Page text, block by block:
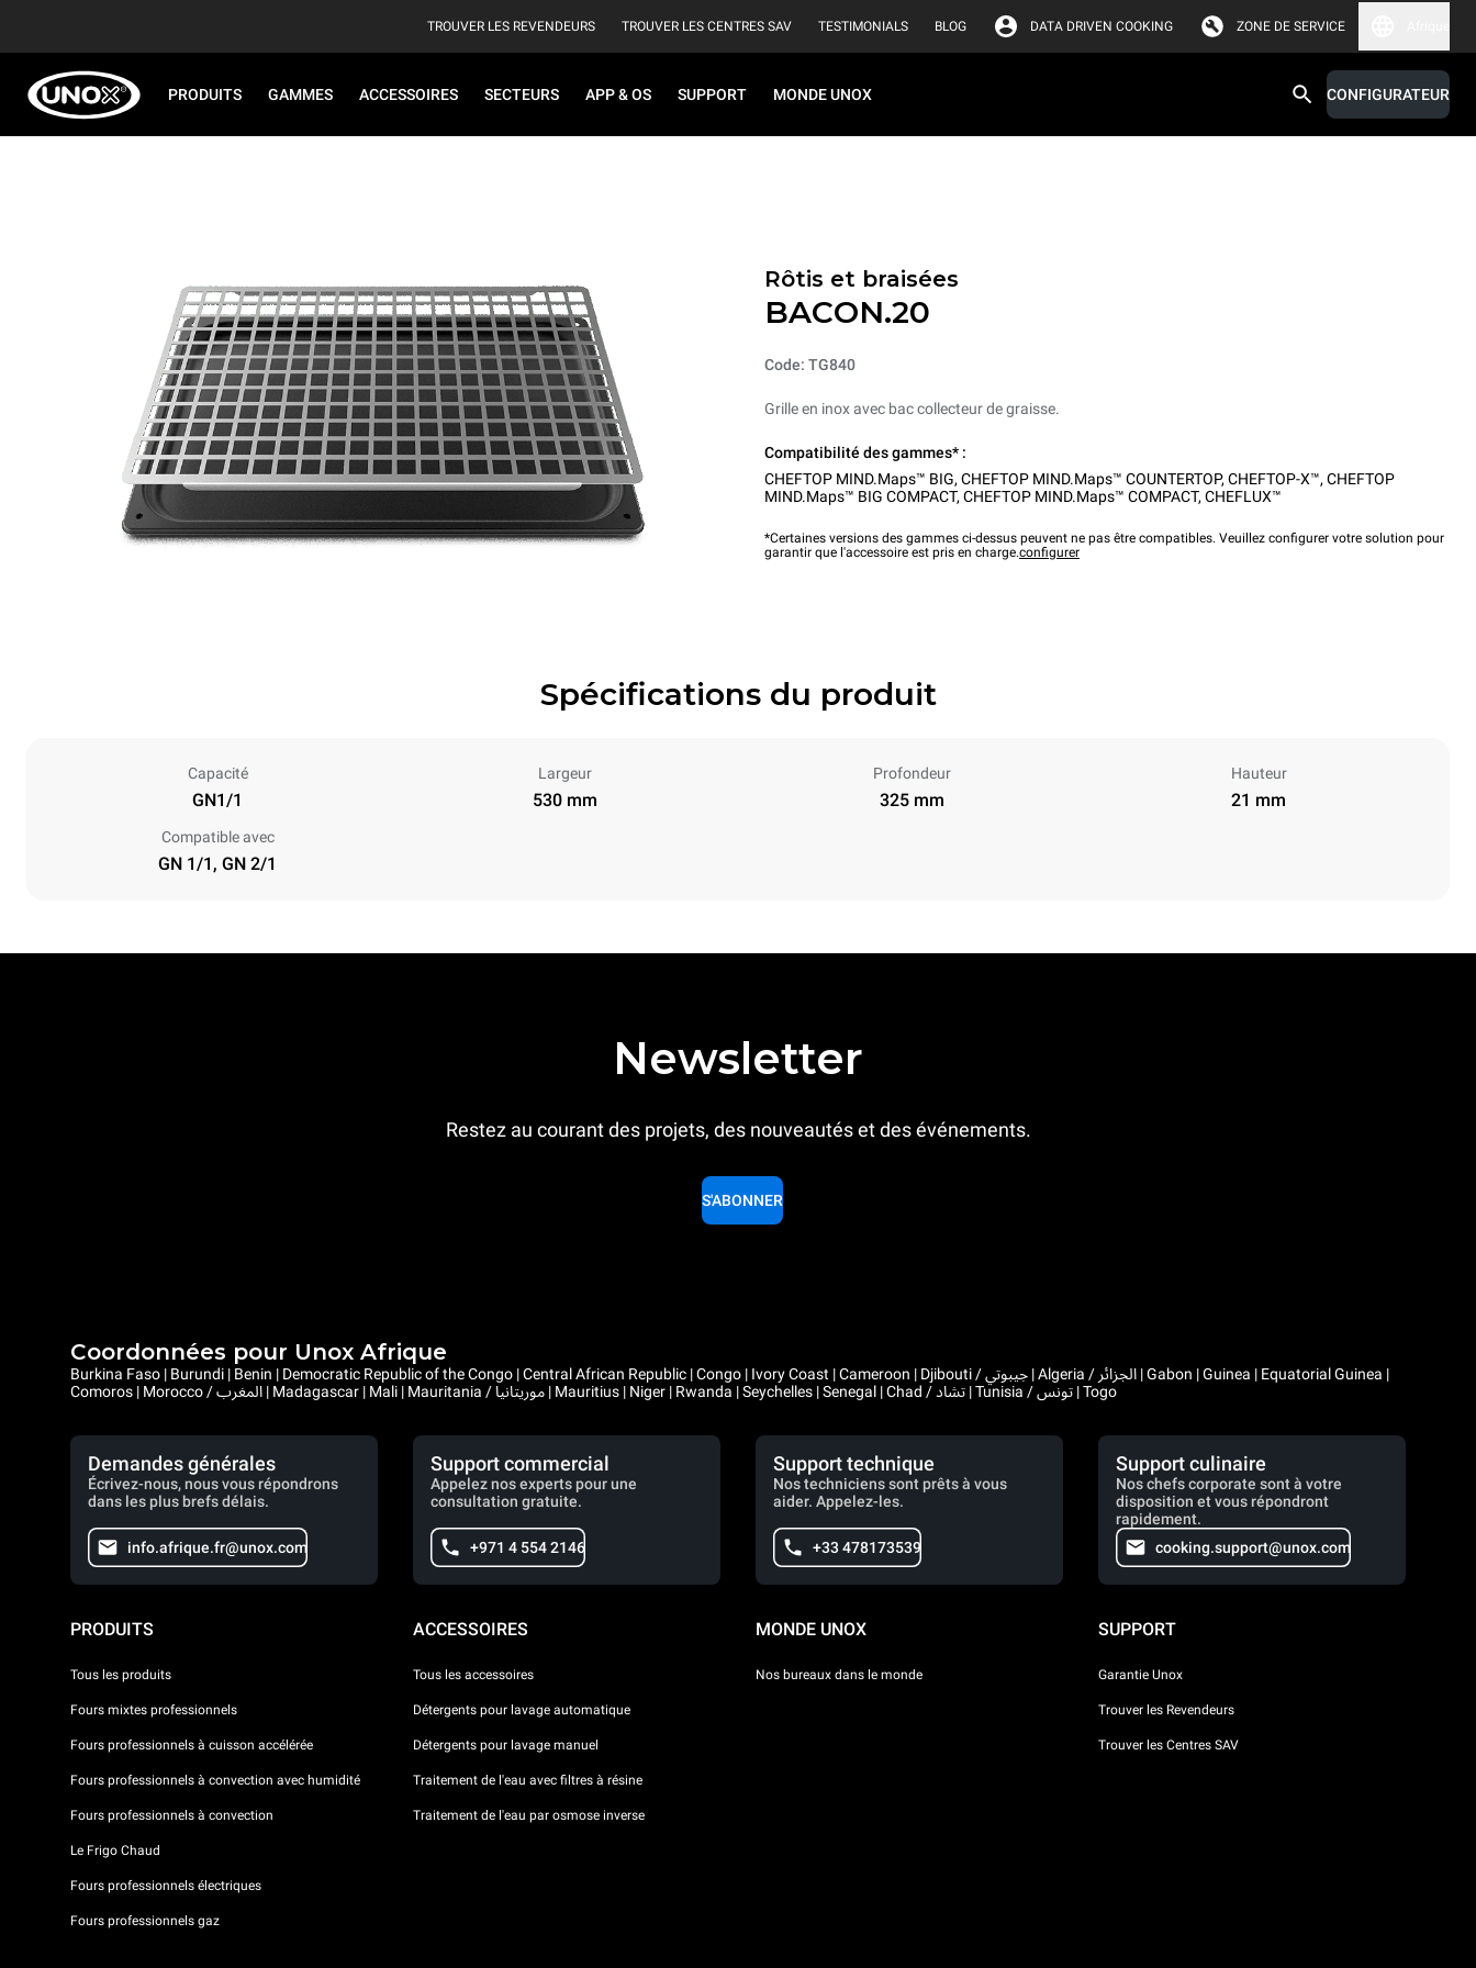
TROUVER LES REVENDEURS TROUVER LES CENTRES SAV TESTIMONIALS BLOG DATA DRIVEN COOKING ZONE DE SERVICE
PRODUITS GAMMES ACCESSOIRES SECTEURS APP & OS SUPPORT MONDE UNOX CONFIGURATEUR
Rôtis et braisées
BACON.20
Code: TG840
Grille en inox avec bac collecteur de graisse.
Compatibilité des gammes* :
CHEFTOP MIND.Maps™ BIG, CHEFTOP MIND.Maps™ COUNTERTOP, CHEFTOP-X™, CHEFTOP
MIND.Maps™ BIG COMPACT, CHEFTOP MIND.Maps™ COMPACT, CHEFLUX™
*Certaines versions des gammes ci-dessus peuvent ne pas être compatibles. Veuillez configurer votre solution pour
garantir que l'accessoire est pris en charge.configurer
Spécifications du produit
Capacité
GN1/1
Largeur
530 mm
Profondeur
325 mm
Hauteur
21 mm
Compatible avec
GN 1/1, GN 2/1
Newsletter
Restez au courant des projets, des nouveautés et des événements.
S'ABONNER
Coordonnées pour Unox Afrique
Burkina Faso | Burundi | Benin | Democratic Republic of the Congo | Central African Republic | Congo | Ivory Coast | Cameroon | Djibouti / جيبوتي | Algeria / الجزائر | Gabon | Guinea | Equatorial Guinea |
Comoros | Morocco / المغرب | Madagascar | Mali | Mauritania / موريتانيا | Mauritius | Niger | Rwanda | Seychelles | Senegal | Chad / تشاد | Tunisia / تونس | Togo
Demandes générales
Écrivez-nous, nous vous répondrons
dans les plus brefs délais.
info.afrique.fr@unox.com
Support commercial
Appelez nos experts pour une
consultation gratuite.
+971 4 554 2146
Support technique
Nos techniciens sont prêts à vous
aider. Appelez-les.
+33 478173539
Support culinaire
Nos chefs corporate sont à votre
disposition et vous répondront
rapidement.
cooking.support@unox.com
PRODUITS
Tous les produits
Fours mixtes professionnels
Fours professionnels à cuisson accélérée
Fours professionnels à convection avec humidité
Fours professionnels à convection
Le Frigo Chaud
Fours professionnels électriques
Fours professionnels gaz
ACCESSOIRES
Tous les accessoires
Détergents pour lavage automatique
Détergents pour lavage manuel
Traitement de l'eau avec filtres à résine
Traitement de l'eau par osmose inverse
MONDE UNOX
Nos bureaux dans le monde
SUPPORT
Garantie Unox
Trouver les Revendeurs
Trouver les Centres SAV